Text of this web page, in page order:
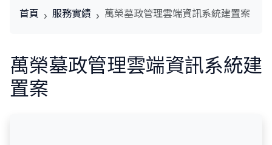
首頁 服務實績 萬榮墓政管理雲端資訊系統建置案
萬榮墓政管理雲端資訊系統建
置案